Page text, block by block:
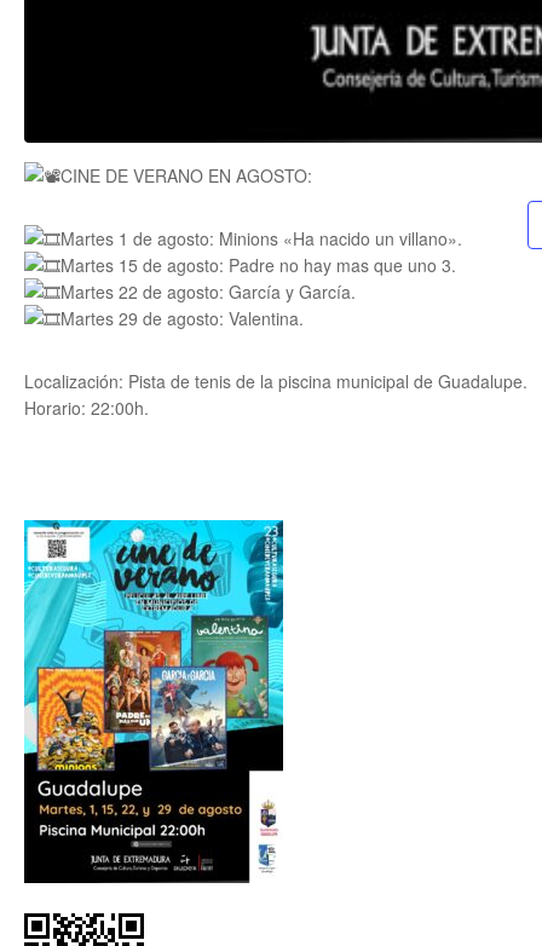
CINE DE VERANO EN AGOSTO:
Martes 1 de agosto: Minions «Ha nacido un villano».
Martes 15 de agosto: Padre no hay mas que uno 3.
Martes 22 de agosto: García y García.
Martes 29 de agosto: Valentina.
Localización: Pista de tenis de la piscina municipal de Guadalupe.
Horario: 22:00h.